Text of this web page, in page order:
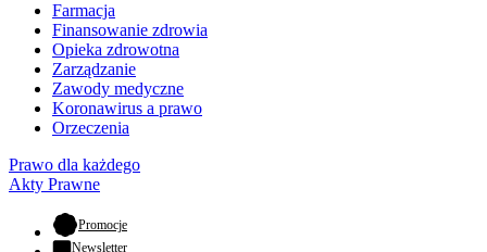
Farmacja
Finansowanie zdrowia
Opieka zdrowotna
Zarządzanie
Zawody medyczne
Koronawirus a prawo
Orzeczenia
Prawo dla każdego
Akty Prawne
Promocje- otwiera się w nowej karcie
Newsletter